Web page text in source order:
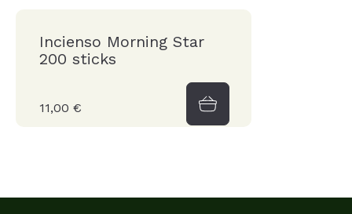
Incienso Morning Star
200 sticks
11,00 €